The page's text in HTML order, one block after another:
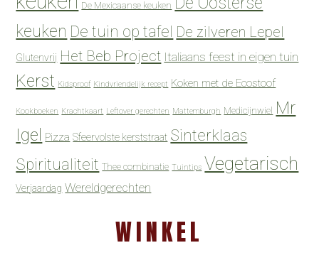
De Mexicaanse keuken
keuken De tuin op tafel De zilveren Lepel
Glutenvrij Het Beb Project Italiaans feest in eigen tuin
Kerst Kidsproof Kindvriendelijk recept Koken met de Ecostoof
Kookboeken Krachtkaart Leftover gerechten Mattemburgh Medicijnwiel Mr
Igel
Pizza Sfeervolste kerststraat Sinterklaas
Spiritualiteit Thee combinatie Tuintips Vegetarisch
Verjaardag Wereldgerechten
WINKEL